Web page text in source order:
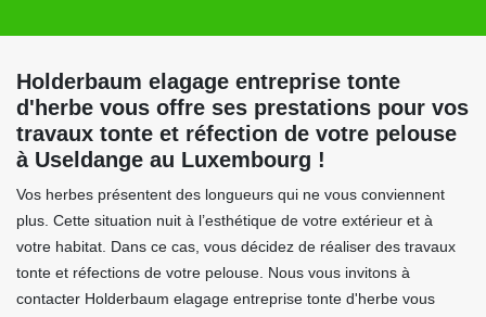
Holderbaum elagage entreprise tonte
d'herbe vous offre ses prestations pour vos
travaux tonte et réfection de votre pelouse
à Useldange au Luxembourg !
Vos herbes présentent des longueurs qui ne vous conviennent
plus. Cette situation nuit à l’esthétique de votre extérieur et à
votre habitat. Dans ce cas, vous décidez de réaliser des travaux
tonte et réfections de votre pelouse. Nous vous invitons à
contacter Holderbaum elagage entreprise tonte d'herbe vous